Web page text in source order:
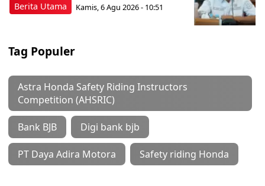
Berita Utama Kamis, 6 Agu 2026 - 10:51
Tag Populer
Astra Honda Safety Riding Instructors
Competition (AHSRIC)
Bank BJB Digi bank bjb
PT Daya Adira Motora Safety riding Honda